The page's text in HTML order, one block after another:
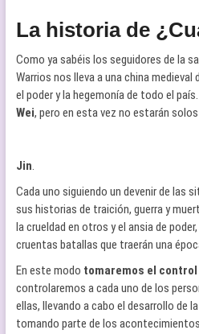
La historia de
Como ya sabéis los seguidores de la
Warrios nos lleva a una china medieval
el poder y la hegemonía de todo el
Wei, pero en esta vez no estarán solos
Jin.
Cada uno siguiendo un devenir de las
sus historias de traición, guerra y
la crueldad en otros y el ansia de
cruentas batallas que traerán una
En este modo tomaremos el
controlaremos a cada uno de los
ellas, llevando a cabo el desarrollo de
tomando parte de los